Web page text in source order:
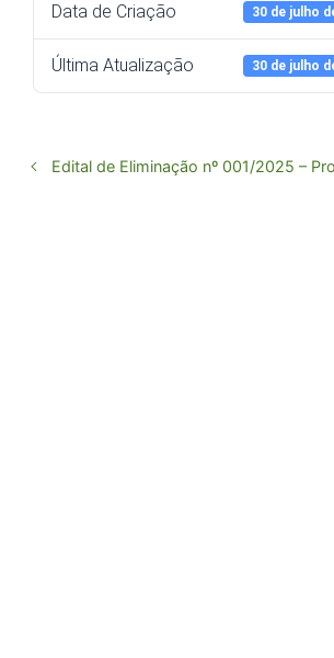
Data de Criação 30 de julho
Última Atualização 30 de julho
Edital de Eliminação nº 001/2025 –